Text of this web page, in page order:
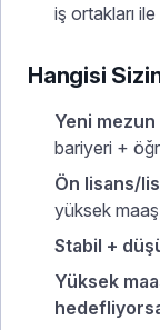
iş ortakları
Hangisi
Yeni
bariyeri +
Ön lisans/
yüksek
Stabil +
Yüksek